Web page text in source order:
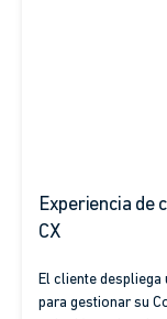
Experiencia de
CX
El cliente despliega
para gestionar su